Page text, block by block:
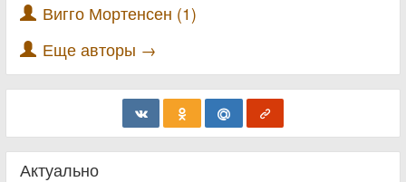
Вигго Мортенсен (1)
Еще авторы →
Актуально